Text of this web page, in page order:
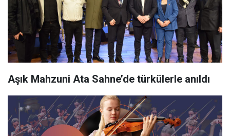
Aşık Mahzuni Ata Sahne’de türkülerle anıldı